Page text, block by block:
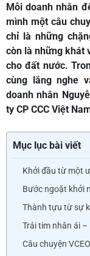
Mỗi doanh nhân
mình một câu
chỉ là những
còn là những khát
cho đất nước.
cùng lắng nghe
doanh nhân
ty CP CCC Việt
Mục lục bài viết
Khởi đầu từ một
Bước ngoặt khởi
Thành tựu từ sự
Trái tim nhân ái –
Câu chuyện